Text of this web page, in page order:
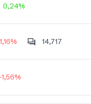
0,24%
14,717